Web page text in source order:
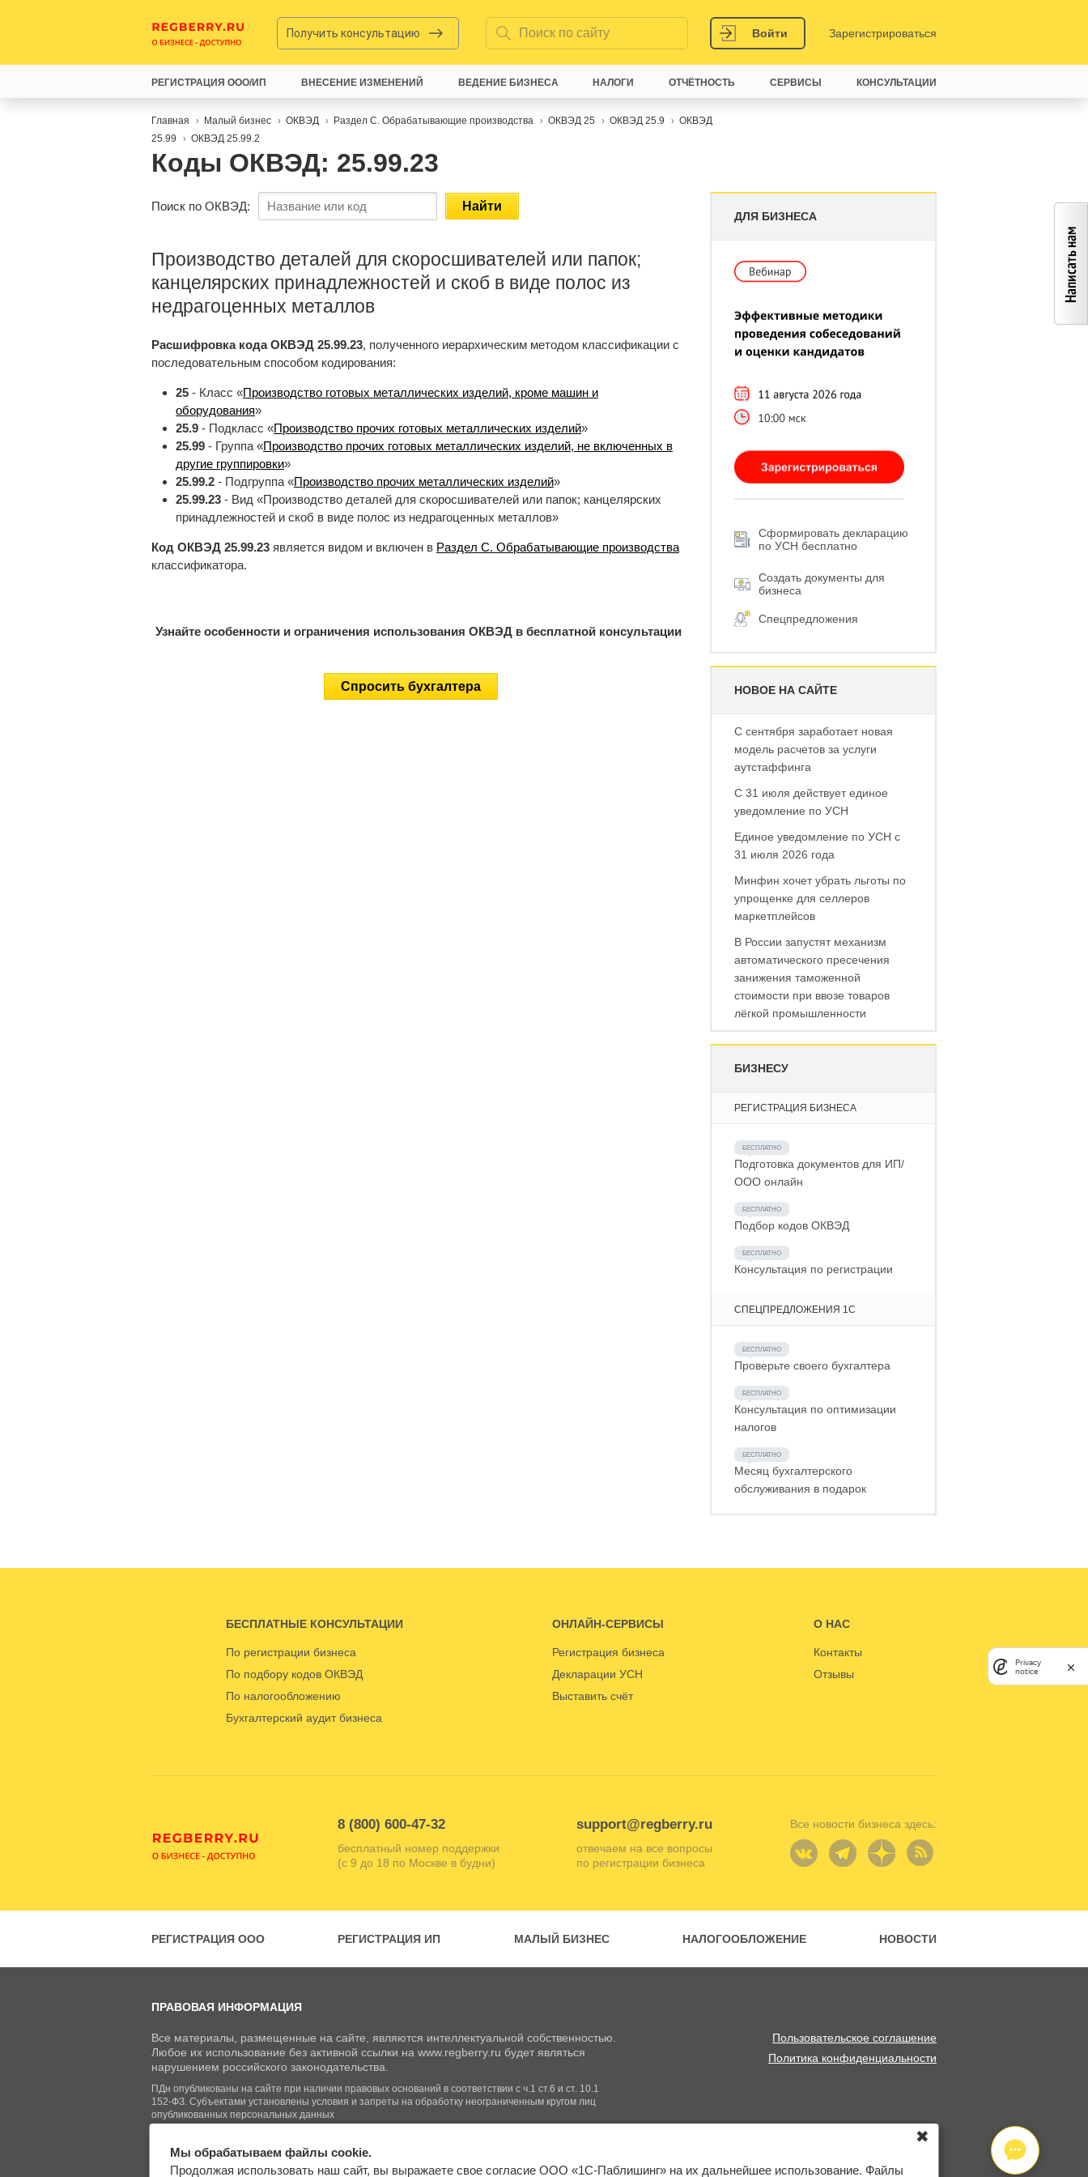
Получить консультацию Войти Зарегистрироваться
Главная Малый бизнес ОКВЭД Раздел C. Обрабатывающие производства ОКВЭД 25 ОКВЭД 25.9
ОКВЭД
25.99
ОКВЭД 25.99.2
Коды ОКВЭД: 25.99.23
Поиск по ОКВЭД: Найти
Производство деталей для скоросшивателей или папок;
канцелярских принадлежностей и скоб в виде полос из
недрагоценных металлов
Расшифровка кода ОКВЭД 25.99.23, полученного иерархическим методом классификации с
последовательным способом кодирования:
25 - Класс «Производство готовых металлических изделий, кроме машин и
оборудования»
25.9 - Подкласс «Производство прочих готовых металлических изделий»
25.99 - Группа «Производство прочих готовых металлических изделий, не включенных в
другие группировки»
25.99.2 - Подгруппа «Производство прочих металлических изделий»
25.99.23 - Вид «Производство деталей для скоросшивателей или папок; канцелярских
принадлежностей и скоб в виде полос из недрагоценных металлов»
Код ОКВЭД 25.99.23 является видом и включен в Раздел C. Обрабатывающие производства
классификатора.
Узнайте особенности и ограничения использования ОКВЭД в бесплатной консультации
Спросить бухгалтера
ДЛЯ БИЗНЕСА
Сформировать декларацию
по УСН бесплатно
Создать документы для
бизнеса
Спецпредложения
НОВОЕ НА САЙТЕ
С сентября заработает новая
модель расчетов за услуги
аутстаффинга
С 31 июля действует единое
уведомление по УСН
Единое уведомление по УСН с
31 июля 2026 года
Минфин хочет убрать льготы по
упрощенке для селлеров
маркетплейсов
В России запустят механизм
автоматического пресечения
занижения таможенной
стоимости при ввозе товаров
лёгкой промышленности
БИЗНЕСУ
РЕГИСТРАЦИЯ БИЗНЕСА
Подготовка документов для ИП/
ООО онлайн
Подбор кодов ОКВЭД
Консультация по регистрации
СПЕЦПРЕДЛОЖЕНИЯ 1С
Проверьте своего бухгалтера
Консультация по оптимизации
налогов
Месяц бухгалтерского
обслуживания в подарок
РЕГИСТРАЦИЯ ООО/ИП ВНЕСЕНИЕ ИЗМЕНЕНИЙ ВЕДЕНИЕ БИЗНЕСА НАЛОГИ ОТЧЁТНОСТЬ СЕРВИСЫ КОНСУЛЬТАЦИИ
БЕСПЛАТНЫЕ КОНСУЛЬТАЦИИ
По регистрации бизнеса
По подбору кодов ОКВЭД
По налогообложению
Бухгалтерский аудит бизнеса
ОНЛАЙН-СЕРВИСЫ
Регистрация бизнеса
Декларации УСН
Выставить счёт
О НАС
Контакты
Отзывы
8 (800) 600-47-32
бесплатный номер поддержки
(с 9 до 18 по Москве в будни)
support@regberry.ru
отвечаем на все вопросы
по регистрации бизнеса
Все новости бизнеса здесь:
РЕГИСТРАЦИЯ ООО РЕГИСТРАЦИЯ ИП МАЛЫЙ БИЗНЕС НАЛОГООБЛОЖЕНИЕ НОВОСТИ
ПРАВОВАЯ ИНФОРМАЦИЯ
Все материалы, размещенные на сайте, являются интеллектуальной собственностью.
Любое их использование без активной ссылки на www.regberry.ru будет являться
нарушением российского законодательства.
ПДн опубликованы на сайте при наличии правовых оснований в соответствии с ч.1 ст.6 и ст. 10.1
152-ФЗ. Субъектами установлены условия и запреты на обработку неограниченным кругом лиц
опубликованных персональных данных
Пользовательское соглашение
Политика конфиденциальности
© Regberry.ru, 2013–2026 Входим в группу
Мы обрабатываем файлы cookie.
Продолжая использовать наш сайт, вы выражаете свое согласие ООО «1С-Паблишинг» на их дальнейшее использование. Файлы
✖
Privacy
notice